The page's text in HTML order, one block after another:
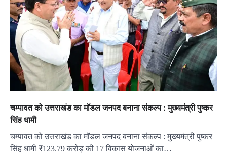
चम्पावत को उत्तराखंड का मॉडल जनपद बनाना संकल्प : मुख्यमंत्री पुष्कर
सिंह धामी
चम्पावत को उत्तराखंड का मॉडल जनपद बनाना संकल्प : मुख्यमंत्री पुष्कर
सिंह धामी ₹123.79 करोड़ की 17 विकास योजनाओं का…